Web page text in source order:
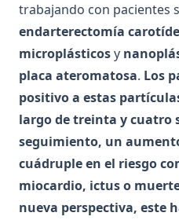
trabajando con pacientes
endarterectomía
microplásticosy
placa ateromatosa. Los
positivo a estas
largo de treinta y cuatro
seguimiento, un
cuádruple en el riesgo
miocardio, ictus o
nueva perspectiva, este